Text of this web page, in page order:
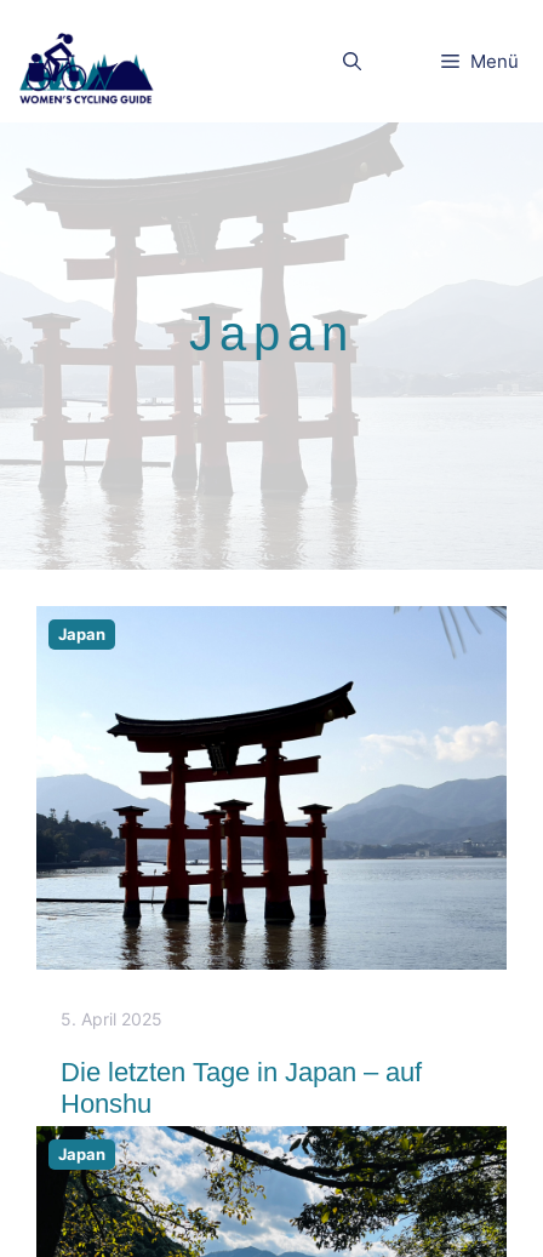
Inhalt
springen
Menü
Japan
Japan
5. April 2025
Die letzten Tage in Japan – auf
Honshu
Japan